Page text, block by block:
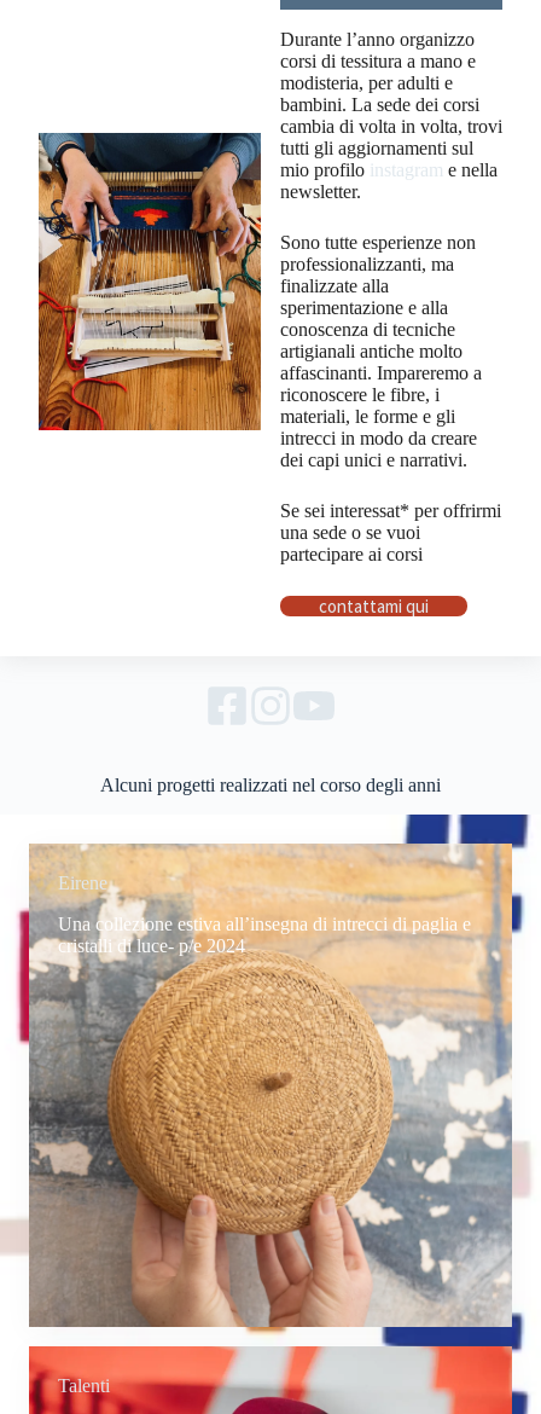
Durante l’anno organizzo
corsi di tessitura a mano e
modisteria, per adulti e
bambini. La sede dei corsi
cambia di volta in volta, trovi
tutti gli aggiornamenti sul
mio profilo instagram e nella
newsletter.
Sono tutte esperienze non
professionalizzanti, ma
finalizzate alla
sperimentazione e alla
conoscenza di tecniche
artigianali antiche molto
affascinanti. Impareremo a
riconoscere le fibre, i
materiali, le forme e gli
intrecci in modo da creare
dei capi unici e narrativi.
Se sei interessat* per offrirmi
una sede o se vuoi
partecipare ai corsi
contattami qui
Alcuni progetti realizzati nel corso degli anni
Eirene
Una collezione estiva all’insegna di intrecci di paglia e
cristalli di luce- p/e 2024
Talenti